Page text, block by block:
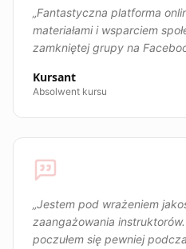
„Fantastyczna platforma
materiałami i wsparciem
zamkniętej grupy na
Kursant
Absolwent kursu
„Jestem pod wrażeniem
zaangażowania
poczułem się pewniej